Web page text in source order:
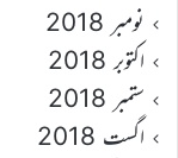
نومبر 2018
اکتوبر 2018
ستمبر 2018
اگست 2018